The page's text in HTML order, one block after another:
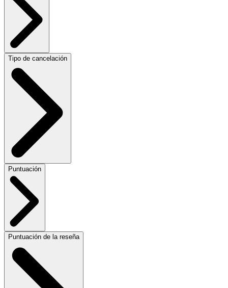
Tipo de cancelación
Puntuación
Puntuación de la reseña